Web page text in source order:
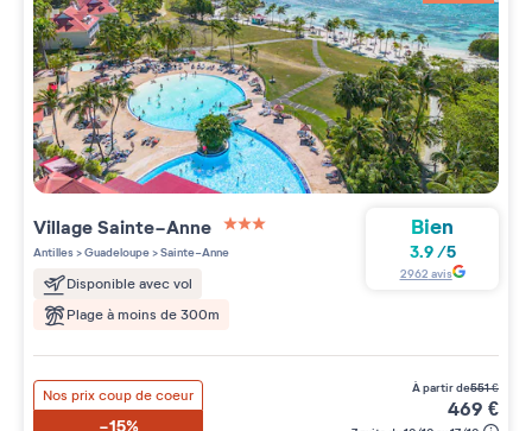
VillageSainte-Anne
3 étoiles sur 5
Antilles>Guadeloupe>Sainte-Anne
Disponible avec vol
Plage à moins de 300m
Bien
3.9/5
2962 avis
Nos prix coup de coeur
-15%
à partir de551€
469 €